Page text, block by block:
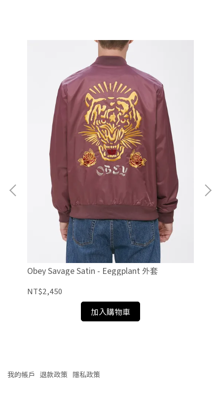
Obey Savage Satin - Eeggplant 外套
NT$2,450
加入購物車
我的帳戶 退款政策 隱私政策